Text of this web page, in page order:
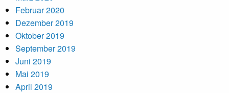
Februar 2020
Dezember 2019
Oktober 2019
September 2019
Juni 2019
Mai 2019
April 2019